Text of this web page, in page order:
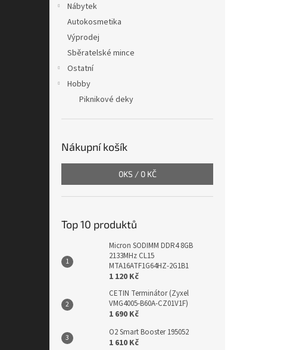
Nábytek
Autokosmetika
Výprodej
Sběratelské mince
Ostatní
Hobby
Piknikové deky
Nákupní košík
0KS / 0 KČ
Top 10 produktů
Micron SODIMM DDR4 8GB
2133MHz CL15
MTA16ATF1G64HZ-2G1B1
1 120 Kč
CETIN Terminátor (Zyxel
VMG4005-B60A-CZ01V1F)
1 690 Kč
O2 Smart Booster 195052
1 610 Kč